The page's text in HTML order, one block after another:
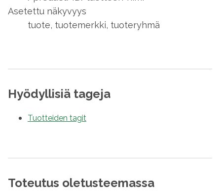
Asetettu näkyvyys
tuote, tuotemerkki, tuoteryhmä
Hyödyllisiä tageja
Tuotteiden tagit
Toteutus oletusteemassa